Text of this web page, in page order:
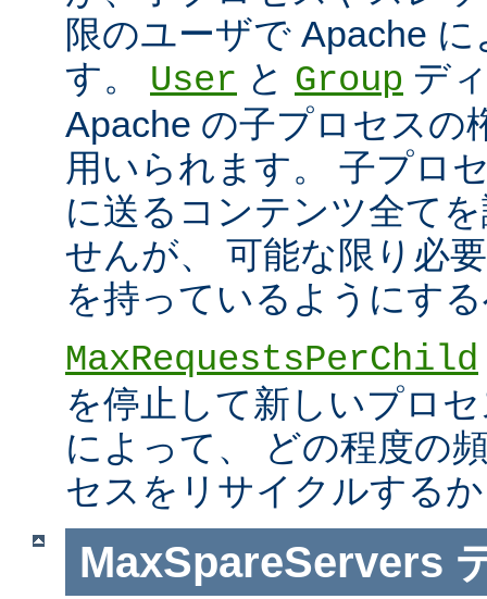
限のユーザで Apache
す。 User と Group デ
Apache の子プロセスの
用いられます。 子プロ
に送るコンテンツ全て
せんが、 可能な限り必
を持っているようにす
MaxRequestsPerChild
を停止して新しいプロ
によって、 どの程度の
セスをリサイクルする
MaxSpareServers